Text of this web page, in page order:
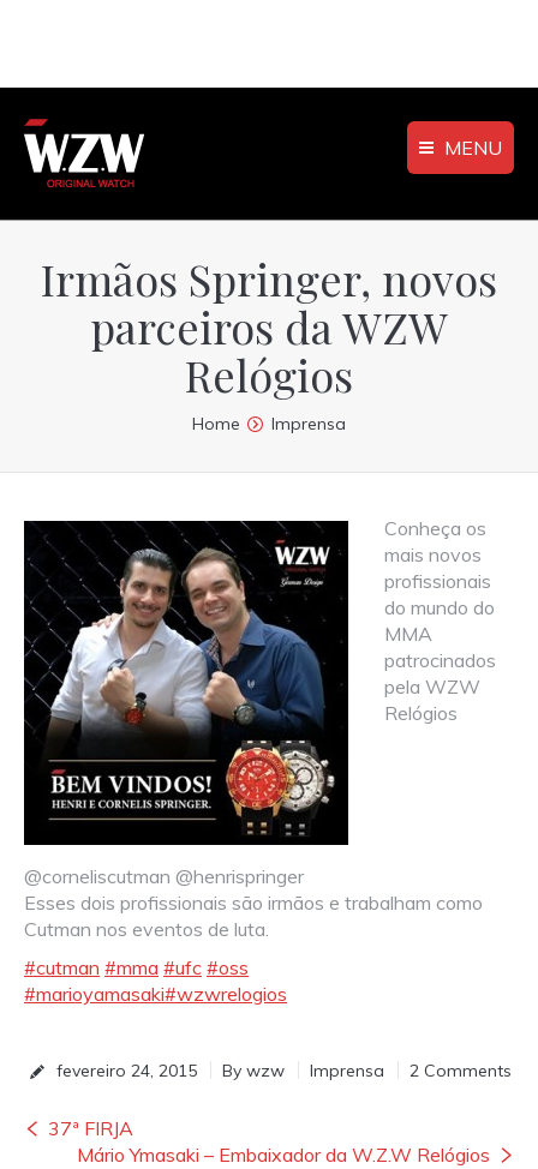
MENU
Irmãos Springer, novos
parceiros da WZW
Relógios
Home Imprensa
Conheça os
mais novos
profissionais
do mundo do
MMA
patrocinados
pela WZW
Relógios
@corneliscutman @henrispringer
Esses dois profissionais são irmãos e trabalham como
Cutman nos eventos de luta.
#cutman #mma #ufc #oss
#marioyamasaki#wzwrelogios
fevereiro 24, 2015 By wzw Imprensa 2 Comments
37ª FIRJA
Mário Ymasaki – Embaixador da W.Z.W Relógios